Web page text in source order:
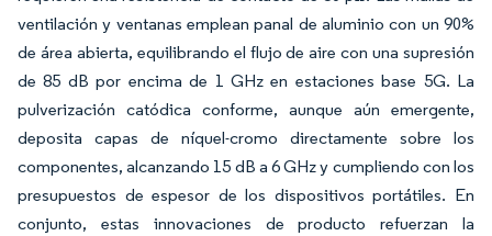
ventilación y ventanas emplean panal de aluminio con un 90%
de área abierta, equilibrando el flujo de aire con una supresión
de 85 dB por encima de 1 GHz en estaciones base 5G. La
pulverización catódica conforme, aunque aún emergente,
deposita capas de níquel-cromo directamente sobre los
componentes, alcanzando 15 dB a 6 GHz y cumpliendo con los
presupuestos de espesor de los dispositivos portátiles. En
conjunto, estas innovaciones de producto refuerzan la